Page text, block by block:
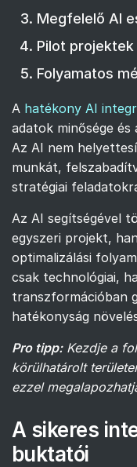
Megfelelő AI
Pilot projektek
Folyamatos
A hatékony AI
adatok minősége
Az AI nem
munkát,
stratégiai
Az AI segítségével
egyszeri projekt,
optimalizálási
csak technológiai,
transzformációban
hatékonyság
Pro tipp: Kezdje a
körülhatárolt
ezzel
A sikeres
buktatói